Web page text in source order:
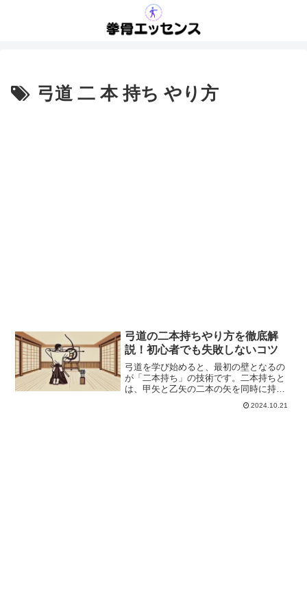
弓道 二 本 持ち やり方
弓道の二本持ちやり方を徹底解
説！初心者でも失敗しないコツ
弓道を学び始めると、最初の壁となるの
が「二本持ち」の技術です。二本持ちと
は、甲矢と乙矢の二本の矢を同時に持
者には特に難しいと感じる部分でもあり
2024.10.21